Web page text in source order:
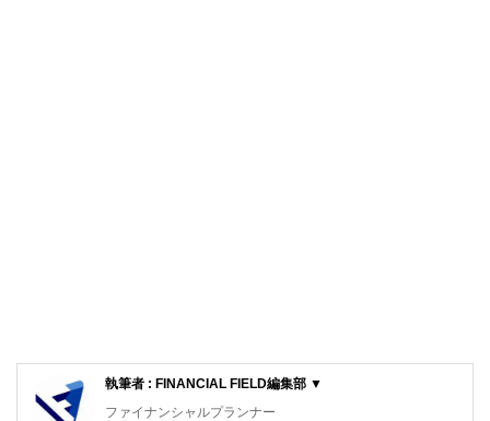
執筆者 : FINANCIAL FIELD編集部 ▼
ファイナンシャルプランナー